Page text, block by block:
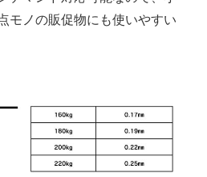
モノの販促物にも使いやすい